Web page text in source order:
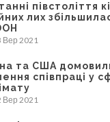
півстоліття
лих
Вер 2021
та США
співпраці у
Вер 2021